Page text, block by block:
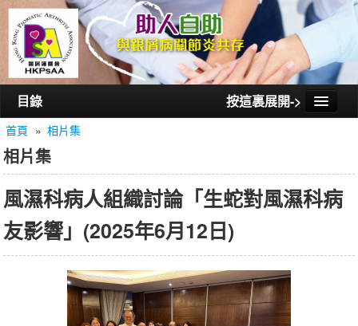
目錄 按這裏展開->
首頁
認識銀屑護關會
認識銀屑關節炎
活動/講座
會員通訊
首頁 » 相片集
相片集
風濕科病人組織討論「生蛇對風濕科病
友影響」(2025年6月12日)